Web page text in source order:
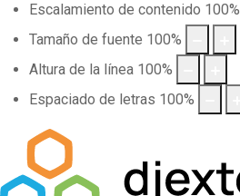
Escalamiento de contenido 100%
Tamaño de fuente 100%
Altura de la línea 100%
Espaciado de letras 100%